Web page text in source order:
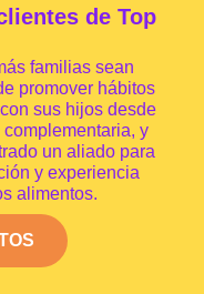
de Top
familias sean
promover hábitos
sus hijos desde
y
un aliado para
y experiencia
alimentos.